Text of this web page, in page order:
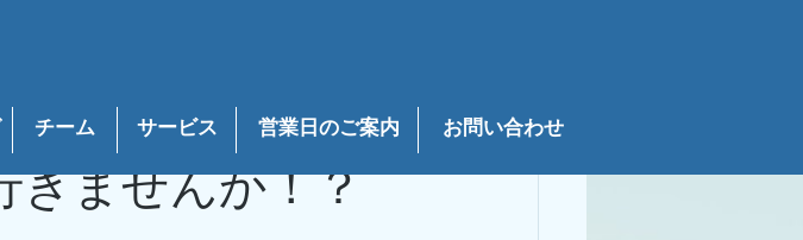
きませんか！？
チーム ​サービス 営業日のご案内 お問い合わせ